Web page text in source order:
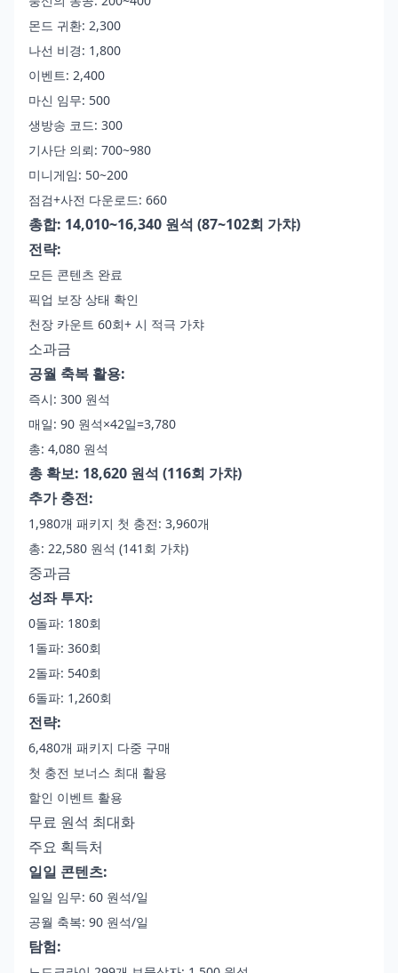
몬드 귀환: 2,300
나선 비경: 1,800
이벤트: 2,400
마신 임무: 500
생방송 코드: 300
기사단 의뢰: 700~980
미니게임: 50~200
점검+사전 다운로드: 660
총합: 14,010~16,340 원석 (87~102회 가챠)
전략:
모든 콘텐츠 완료
픽업 보장 상태 확인
천장 카운트 60회+ 시 적극 가챠
소과금
공월 축복 활용:
즉시: 300 원석
매일: 90 원석×42일=3,780
총: 4,080 원석
총 확보: 18,620 원석 (116회 가챠)
추가 충전:
1,980개 패키지 첫 충전: 3,960개
총: 22,580 원석 (141회 가챠)
중과금
성좌 투자:
0돌파: 180회
1돌파: 360회
2돌파: 540회
6돌파: 1,260회
전략:
6,480개 패키지 다중 구매
첫 충전 보너스 최대 활용
할인 이벤트 활용
무료 원석 최대화
주요 획득처
일일 콘텐츠:
일일 임무: 60 원석/일
공월 축복: 90 원석/일
탐험: